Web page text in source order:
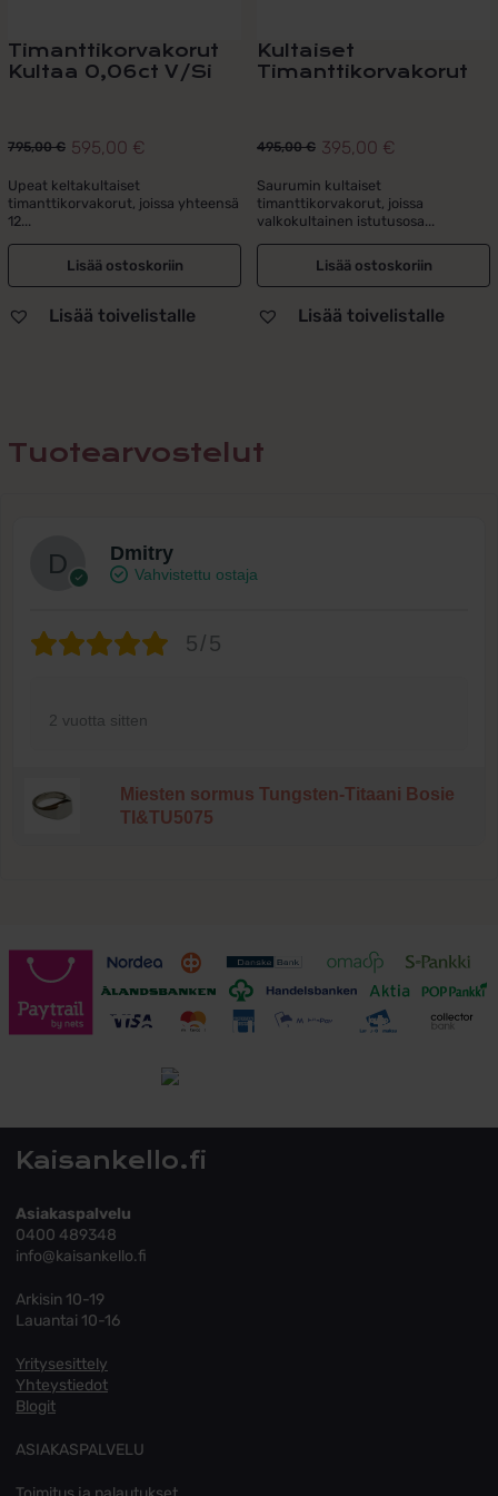
Timanttikorvakorut
Kultaa 0,06ct V/Si
795,00€
Alkuperäinen
hinta
oli:
795,00 €.
595,00 €
Nykyinen
hinta
on:
595,00 €.
Upeat keltakultaiset
timanttikorvakorut, joissa yhteensä
12...
Lisää ostoskoriin
Lisää toivelistalle
Kultaiset
Timanttikorvakorut
495,00€
Alkuperäinen
hinta
oli:
495,00 €.
395,00 €
Nykyinen
hinta
on:
395,00 €.
Saurumin kultaiset
timanttikorvakorut, joissa
valkokultainen istutusosa...
Lisää ostoskoriin
Lisää toivelistalle
Tuotearvostelut
Dmitry
Vahvistettu ostaja
5/5
2 vuotta sitten
Miesten sormus Tungsten-Titaani Bosie
TI&TU5075
Toimitusehdot
Kaisankello.fi
Asiakaspalvelu
0400 489348
info@kaisankello.fi
Arkisin 10-19
Lauantai 10-16
Yritysesittely
Yhteystiedot
Blogit
ASIAKASPALVELU